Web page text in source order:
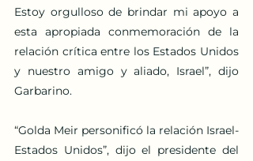
Estoy orgulloso de brindar mi apoyo a
esta apropiada conmemoración de la
relación crítica entre los Estados Unidos
y nuestro amigo y aliado, Israel”, dijo
Garbarino.
“Golda Meir personificó la relación Israel-
Estados Unidos”, dijo el presidente del